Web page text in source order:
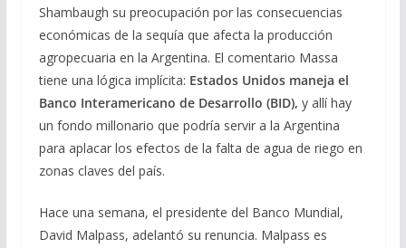
Shambaugh su preocupación por las consecuencias
económicas de la sequía que afecta la producción
agropecuaria en la Argentina. El comentario Massa
tiene una lógica implícita: Estados Unidos maneja el
Banco Interamericano de Desarrollo (BID), y allí hay
un fondo millonario que podría servir a la Argentina
para aplacar los efectos de la falta de agua de riego en
zonas claves del país.
Hace una semana, el presidente del Banco Mundial,
David Malpass, adelantó su renuncia. Malpass es